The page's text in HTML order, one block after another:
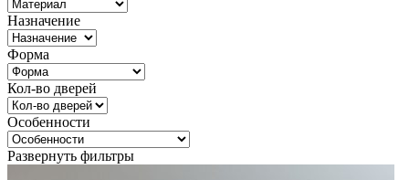
Назначение
Форма
Кол-во дверей
Особенности
Развернуть фильтры